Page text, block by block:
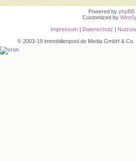
Powered by phpBB
Customized by
Impressum | Datenschutz |
© 2003-19 immobilienpool.de Media GmbH &